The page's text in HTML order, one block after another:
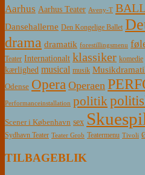
Aarhus Aarhus Teater Aveny-T
Dansehallerne Den Kongelige Ballet
drama dramatik forestillingsmenu
Teater Internationalt klassiker komedie
kærlighed musical musik
Odense Opera Operaen
Performanceinstallation politik
Scener i København sex
Sydhavn Teater Teater Grob Teatermenu Tivoli
TILBAGEBLIK